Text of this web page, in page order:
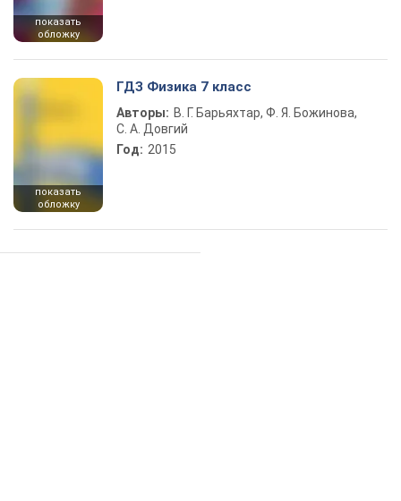
показать
обложку
показать
обложку
ГДЗ Физика 7 класс
Авторы: В. Г. Барьяхтар, Ф. Я. Божинова,
С. А. Довгий
Год: 2015